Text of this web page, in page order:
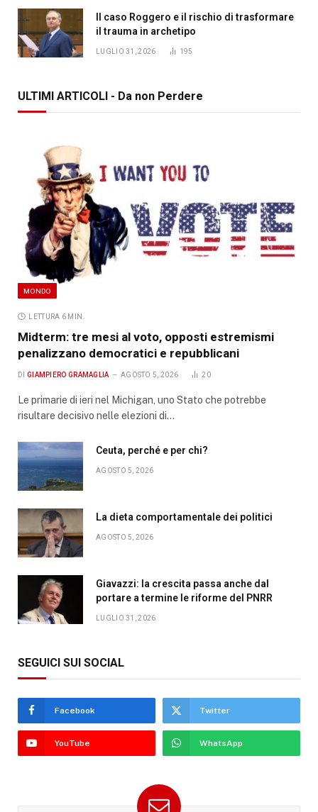
Il caso Roggero e il rischio di trasformare
il trauma in archetipo
LUGLIO 31, 2026 195
ULTIMI ARTICOLI - Da non Perdere
MONDO
LETTURA 6 MIN.
Midterm: tre mesi al voto, opposti estremismi
penalizzano democratici e repubblicani
DI GIAMPIERO GRAMAGLIA AGOSTO 5, 2026 20
Le primarie di ieri nel Michigan, uno Stato che potrebbe
risultare decisivo nelle elezioni di…
Ceuta, perché e per chi?
AGOSTO 5, 2026
La dieta comportamentale dei politici
AGOSTO 5, 2026
Giavazzi: la crescita passa anche dal
portare a termine le riforme del PNRR
LUGLIO 31, 2026
SEGUICI SUI SOCIAL
Facebook Twitter
YouTube WhatsApp